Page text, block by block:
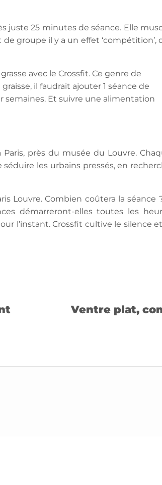
juste 25 minutes de séance. Elle
de groupe il y a un effet ‘compétition’,
avec le Crossfit. Ce genre de
il faudrait ajouter 1 séance de
semaines. Et suivre une alimentation
près du musée du Louvre.
les urbains pressés, en
Louvre. Combien coûtera la séance
démarreront-elles toutes les
l’instant. Crossfit cultive le silence
Ventre plat,